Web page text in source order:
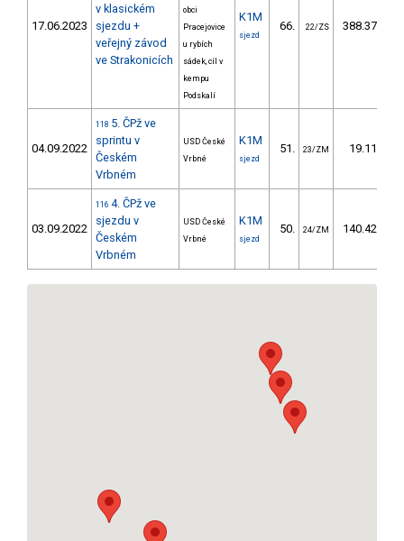
17.06.2023
v klasickém
sjezdu +
veřejný závod
ve Strakonicích
obci
Pracejovice
u rybích
sádek, cíl v
kempu
Podskalí
K1M
sjezd
66. 22/ZS 388.37
04.09.2022
118 5. ČPž ve
sprintu v
Českém
Vrbném
USD České
Vrbné
K1M
sjezd
51. 23/ZM 19.11
03.09.2022
116 4. ČPž ve
sjezdu v
Českém
Vrbném
USD České
Vrbné
K1M
sjezd
50. 24/ZM 140.42